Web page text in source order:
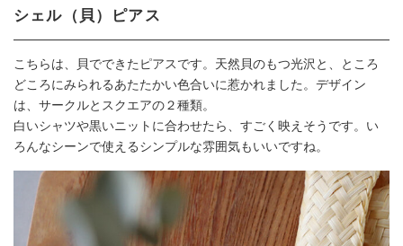
シェル（貝）ピアス
こちらは、貝でできたピアスです。天然貝のもつ光沢と、ところ
どころにみられるあたたかい色合いに惹かれました。デザイン
は、サークルとスクエアの２種類。
白いシャツや黒いニットに合わせたら、すごく映えそうです。い
ろんなシーンで使えるシンプルな雰囲気もいいですね。